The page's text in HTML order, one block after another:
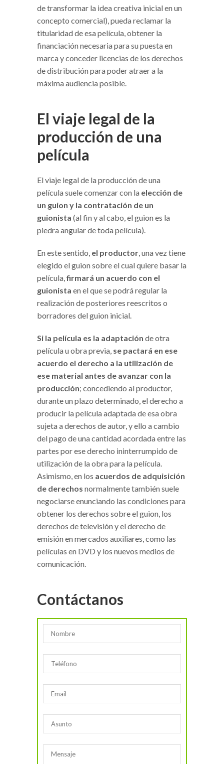
de transformar la idea creativa inicial en un
concepto comercial), pueda reclamar la
titularidad de esa película, obtener la
financiación necesaria para su puesta en
marca y conceder licencias de los derechos
de distribución para poder atraer a la
máxima audiencia posible.
El viaje legal de la
producción de una
película
El viaje legal de la producción de una
película suele comenzar con la elección de
un guion y la contratación de un
guionista (al fin y al cabo, el guion es la
piedra angular de toda película).
En este sentido, el productor, una vez tiene
elegido el guion sobre el cual quiere basar la
película,firmará un acuerdo con el
guionista en el que se podrá regular la
realización de posteriores reescritos o
borradores del guion inicial.
Si la película es la adaptación de otra
película u obra previa, se pactará en ese
acuerdo el derecho a la utilización de
ese material antes de avanzar con la
producción; concediendo al productor,
durante un plazo determinado, el derecho a
producir la película adaptada de esa obra
sujeta a derechos de autor, y ello a cambio
del pago de una cantidad acordada entre las
partes por ese derecho ininterrumpido de
utilización de la obra para la película.
Asimismo, en los acuerdos de adquisición
de derechos normalmente también suele
negociarse enunciando las condiciones para
obtener los derechos sobre el guion, los
derechos de televisión y el derecho de
emisión en mercados auxiliares, como las
películas en DVD y los nuevos medios de
comunicación.
Contáctanos